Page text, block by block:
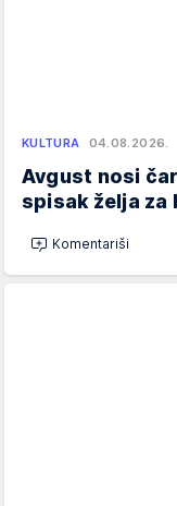
KULTURA 04.08.2026.
Avgust nosi
spisak želja za
Komentariši